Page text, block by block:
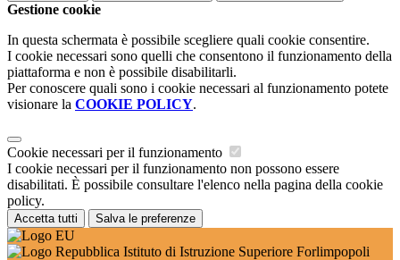
Gestione cookie
In questa schermata è possibile scegliere quali cookie consentire.
I cookie necessari sono quelli che consentono il funzionamento della
piattaforma e non è possibile disabilitarli.
Per conoscere quali sono i cookie necessari al funzionamento potete
visionare la COOKIE POLICY.
Cookie necessari per il funzionamento
I cookie necessari per il funzionamento non possono essere
disabilitati. È possibile consultare l'elenco nella pagina della cookie
policy.
Accetta tutti Salva le preferenze
Istituto di Istruzione Superiore Forlimpopoli